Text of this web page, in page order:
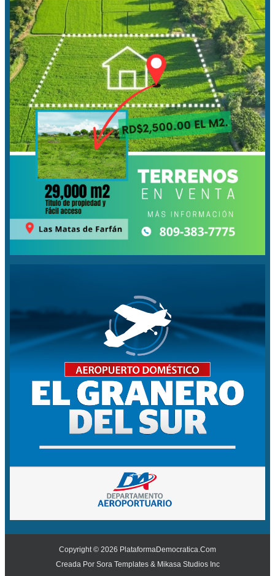
Copyright © 2026 PlataformaDemocratica.Com
Creada Por Sora Templates& Mikasa Studios Inc